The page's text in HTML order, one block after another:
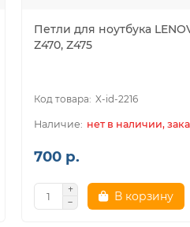
Петли для ноутбука
Z470, Z475
X-id-2216
нет в наличии,
700 р.
В корзину